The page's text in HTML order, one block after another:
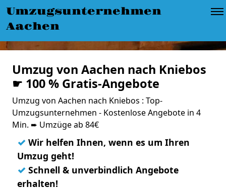
Umzugsunternehmen
Aachen
Umzug von Aachen nach Kniebos
☛ 100 % Gratis-Angebote
Umzug von Aachen nach Kniebos : Top-
Umzugsunternehmen - Kostenlose Angebote in 4
Min. ➨ Umzüge ab 84€
✓ Wir helfen Ihnen, wenn es um Ihren
Umzug geht!
✓ Schnell & unverbindlich Angebote
erhalten!